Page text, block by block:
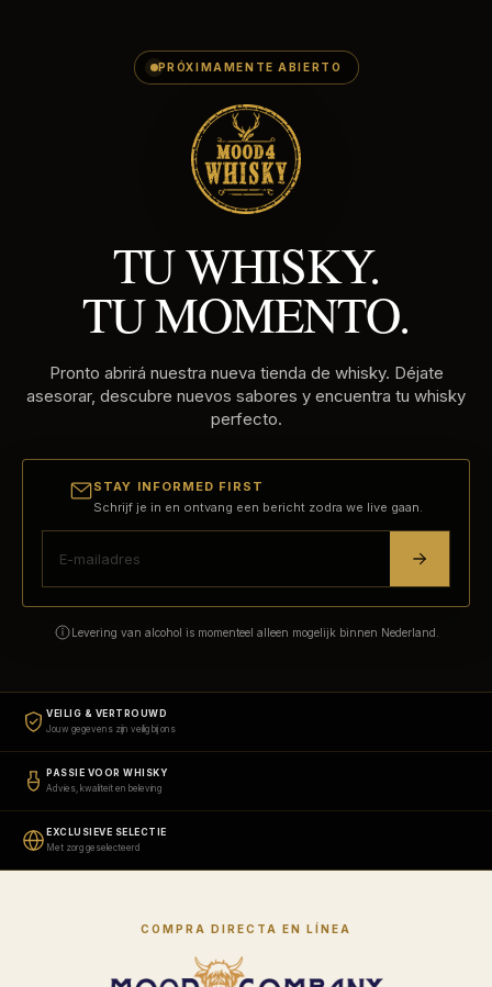
PRÓXIMAMENTE ABIERTO
TU WHISKY.
TU MOMENTO.
Pronto abrirá nuestra nueva tienda de whisky. Déjate
asesorar, descubre nuevos sabores y encuentra tu whisky
perfecto.
STAY INFORMED FIRST
Schrijf je in en ontvang een bericht zodra we live gaan.
Levering van alcohol is momenteel alleen mogelijk binnen Nederland.
VEILIG & VERTROUWD
Jouw gegevens zijn veilig bij ons
PASSIE VOOR WHISKY
Advies, kwaliteit en beleving
EXCLUSIEVE SELECTIE
Met zorg geselecteerd
COMPRA DIRECTA EN LÍNEA